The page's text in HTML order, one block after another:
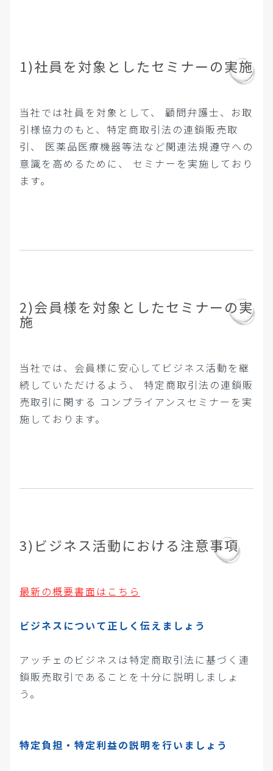
1)社員を対象としたセミナーの実施
当社では社員を対象として、
顧問弁護士、お取
引様協力のもと、特定商取引法の連鎖販売取
引、
医薬品医療機器等法など関連法規遵守への
意識を高めるために、
セミナーを実施しており
ます。
2)会員様を対象としたセミナーの実
施
当社では、会員様に安心してビジネス活動を継
続していただけるよう、
特定商取引法の連鎖販
売取引に関する コンプライアンスセミナーを実
施しております。
3)ビジネス活動における注意事項
最新の概要書面はこちら
ビジネスについて正しく伝えましょう
アッチェのビジネスは特定商取引法に基づく連
鎖販売取引であることを十分に説明しましょ
う。
特定負担・特定利益の説明を行いましょう